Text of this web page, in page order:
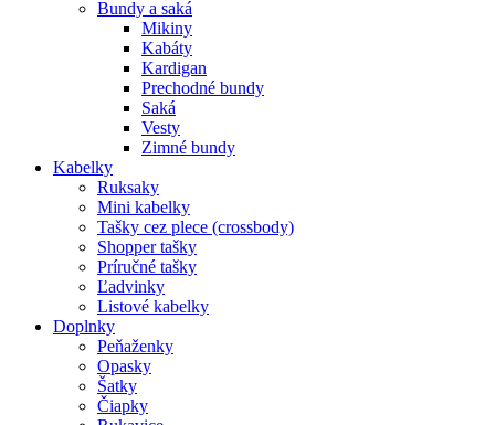
Bundy a saká
Mikiny
Kabáty
Kardigan
Prechodné bundy
Saká
Vesty
Zimné bundy
Kabelky
Ruksaky
Mini kabelky
Tašky cez plece (crossbody)
Shopper tašky
Príručné tašky
Ľadvinky
Listové kabelky
Doplnky
Peňaženky
Opasky
Šatky
Čiapky